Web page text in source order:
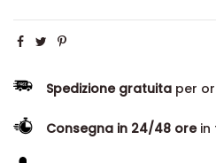
Spedizione gratuita per
Consegna in 24/48 orein